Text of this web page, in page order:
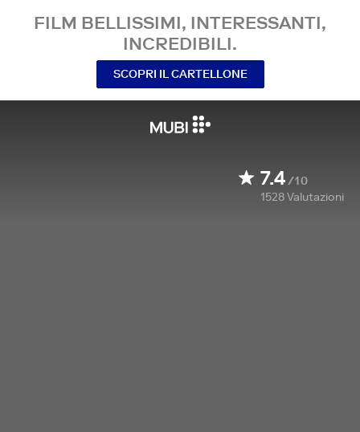
FILM BELLISSIMI, INTERESSANTI,
INCREDIBILI.
SCOPRI IL CARTELLONE
7.4/10
1528Valutazioni